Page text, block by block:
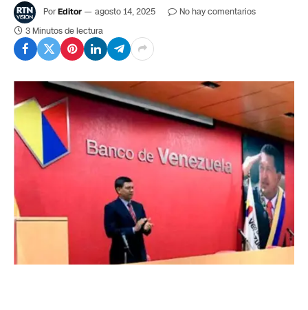
PorEditor agosto 14, 2025
No hay comentarios
3 Minutos de lectura